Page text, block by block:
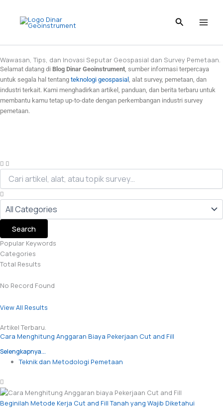
content
Wawasan, Tips, dan Inovasi Seputar Geospasial dan Survey Pemetaan.
Selamat datang di Blog Dinar Geoinstrument , sumber informasi terpercaya
untuk segala hal tentang teknologi geospasial , alat survey, pemetaan, dan
industri terkait. Kami menghadirkan artikel, panduan, dan berita terbaru untuk
membantu kamu tetap up-to-date dengan perkembangan industri survey
pemetaan.
Search
Popular Keywords
Categories
Total Results
No Record Found
View All Results
Artikel Terbaru.
Cara Menghitung Anggaran Biaya Pekerjaan Cut and Fill
Selengkapnya...
Teknik dan Metodologi Pemetaan
Beginilah Metode Kerja Cut and Fill Tanah yang Wajib Diketahui